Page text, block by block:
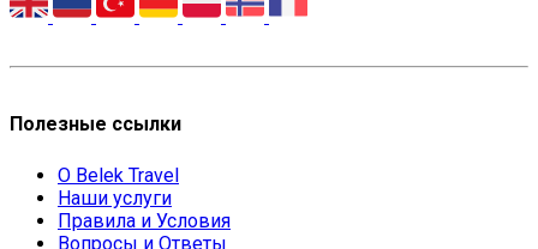
Полезные ссылки
О Belek Travel
Наши услуги
Правила и Условия
Вопросы и Ответы